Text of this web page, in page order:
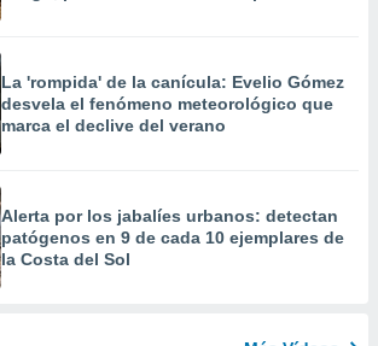
La 'rompida' de la canícula: Evelio Gómez
desvela el fenómeno meteorológico que
marca el declive del verano
Alerta por los jabalíes urbanos: detectan
patógenos en 9 de cada 10 ejemplares de
la Costa del Sol